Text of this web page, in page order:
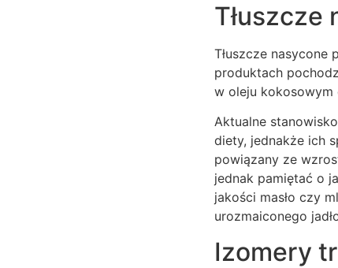
Tłuszcze
Tłuszcze nasycone
produktach
w oleju kokosowym
Aktualne
diety, jednakże ich
powiązany ze
jednak pamiętać o
jakości masło czy
urozmaiconego
Izomery